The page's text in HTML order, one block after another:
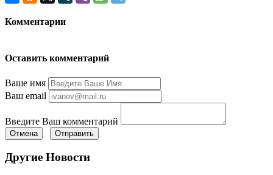
Комментарии
Оставить комментарий
Ваше имя
Ваш email
Введите Ваш комментарий
Отмена Отправить
Другие Новости